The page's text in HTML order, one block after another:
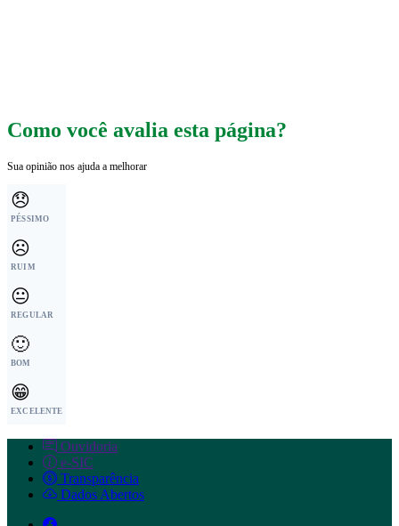
Como você avalia esta página?
Sua opinião nos ajuda a melhorar
😞
PÉSSIMO
☹️
RUIM
😐
REGULAR
🙂
BOM
😁
EXCELENTE
Ouvidoria
e-SIC
Transparência
Dados Abertos